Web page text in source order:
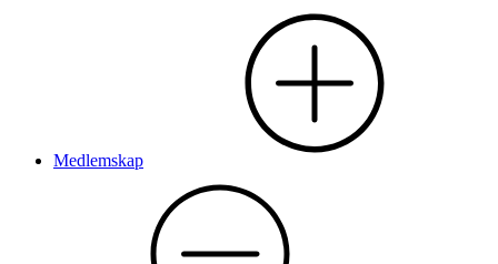
Medlemskap